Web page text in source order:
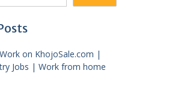
on KhojoSale.com |
Jobs | Work from home